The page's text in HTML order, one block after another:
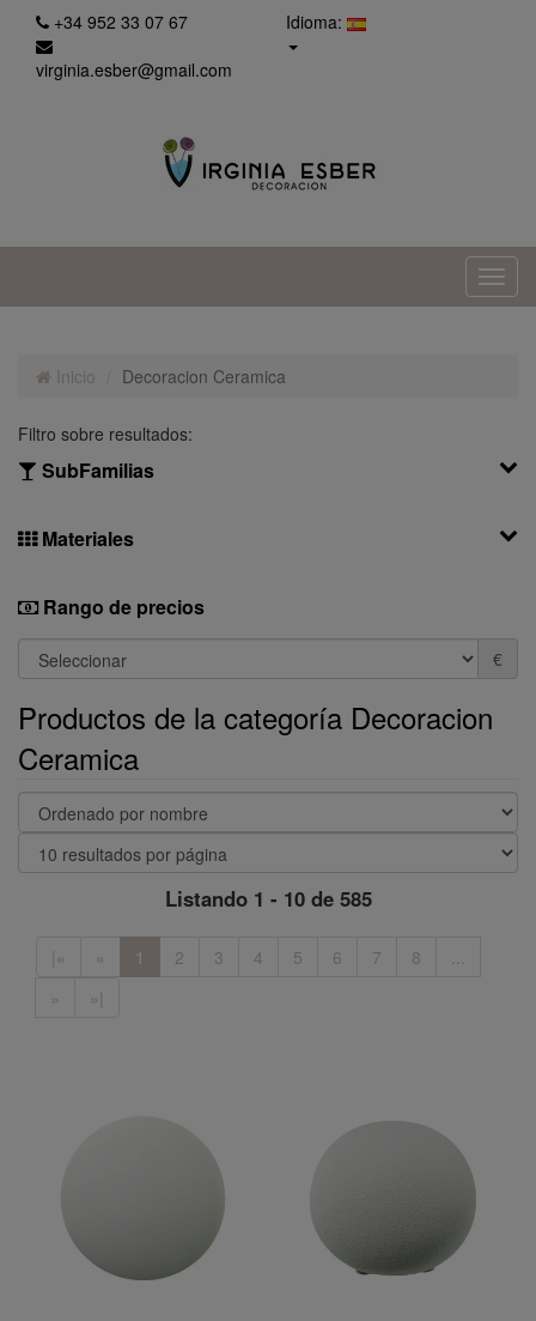
+34 952 33 07 67
virginia.esber@gmail.com
Idioma:
Inicio Decoracion Ceramica
Filtro sobre resultados:
SubFamilias
Materiales
Rango de precios
€
Productos de la categoría Decoracion
Ceramica
Listando 1 - 10 de 585
|« « 1 2 3 4 5 6 7 8
...
»
»|